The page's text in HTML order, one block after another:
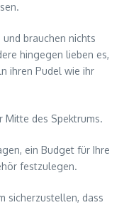
brauchen nichts
hingegen lieben es,
ihren Pudel wie ihr
Mitte des Spektrums.
ein Budget für Ihre
festzulegen.
sicherzustellen, dass